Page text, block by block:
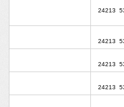
24213
24213
24213
24213